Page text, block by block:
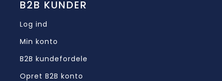
B2B KUNDER
Log ind
Min konto
B2B kundefordele
Opret B2B konto